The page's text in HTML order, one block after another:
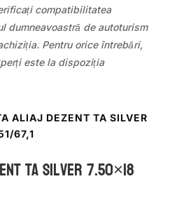
compatibilitatea
dumneavoastră de autoturism
Pentru orice întrebări,
este la dispoziția
ALIAJ DEZENT TA SILVER
67,1
TA silver 7.50×18